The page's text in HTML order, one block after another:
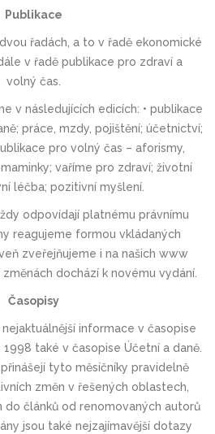
Publikace
řadách, a to v řadě ekonomické
v řadě publikace pro zdraví a
volný čas.
v následujících edicích: • publikace
práce, mzdy, pojištění; účetnictví;
pro volný čas – aforismy,
vaříme pro zdraví; životní
léčba; pozitivní myšlení.
odpovídají platnému právnímu
reagujeme formou vkládaných
zveřejňujeme i na našich www
dochází k novému vydání.
Časopisy
informace v časopise
také v časopise Účetní a daně.
tyto měsíčníky pravidelně
změn v řešených oblastech,
do článků od renomovaných autorů
jsou také nejzajímavější dotazy